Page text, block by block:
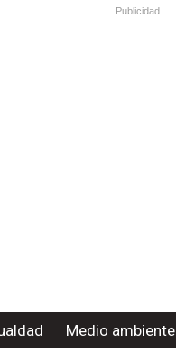
Publicidad
Medio ambiente